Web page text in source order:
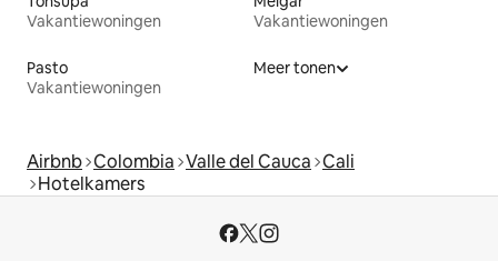
Vakantiewoningen
Vakantiewoningen
Pasto
Vakantiewoningen
Meer tonen
Airbnb Colombia Valle del Cauca Cali
Hotelkamers